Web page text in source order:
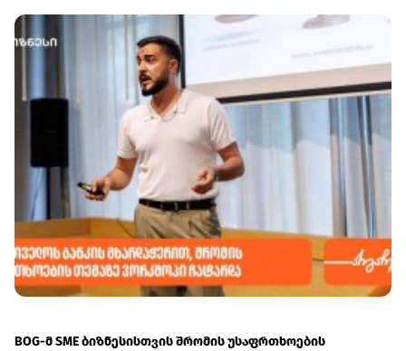
BOG-მ SME ბიზნესისთვის შრომის უსაფრთხოების